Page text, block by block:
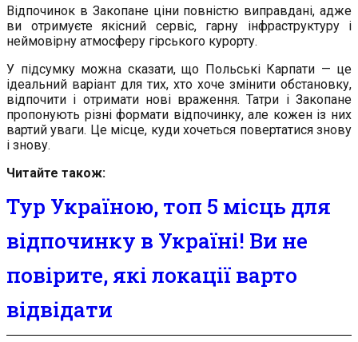
Відпочинок в Закопане ціни повністю виправдані, адже
ви отримуєте якісний сервіс, гарну інфраструктуру і
неймовірну атмосферу гірського курорту.
У підсумку можна сказати, що Польські Карпати — це
ідеальний варіант для тих, хто хоче змінити обстановку,
відпочити і отримати нові враження. Татри і Закопане
пропонують різні формати відпочинку, але кожен із них
вартий уваги. Це місце, куди хочеться повертатися знову
і знову.
Читайте також:
Тур Україною, топ 5 місць для
відпочинку в Україні! Ви не
повірите, які локації варто
відвідати